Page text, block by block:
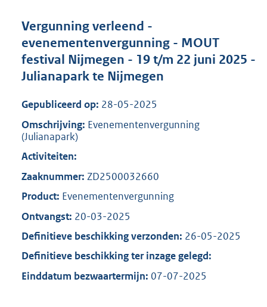
o
t
t
0
Vergunning verleend -
evenementenvergunning - MOUT
festival Nijmegen - 19 t/m 22 juni 2025 -
Julianapark te Nijmegen
Gepubliceerd op: 28-05-2025
Omschrijving: Evenementenvergunning
(Julianapark)
Activiteiten:
Zaaknummer: ZD2500032660
Product: Evenementenvergunning
Ontvangst: 20-03-2025
Definitieve beschikking verzonden: 26-05-2025
Definitieve beschikking ter inzage gelegd:
Einddatum bezwaartermijn: 07-07-2025